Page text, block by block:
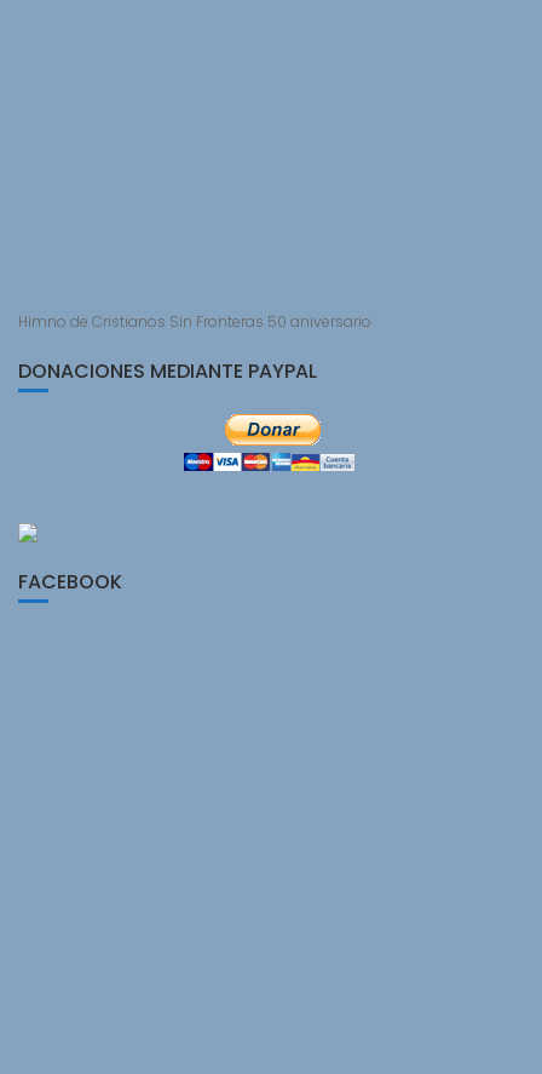
Himno de Cristianos Sin Fronteras 50 aniversario
DONACIONES MEDIANTE PAYPAL
FACEBOOK